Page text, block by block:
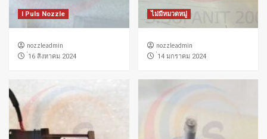
I Puls Nozzle
nozzleadmin
่16 สิงหาคม 2024
ไม่มีหมวดหมู่
nozzleadmin
่14 มกราคม 2024